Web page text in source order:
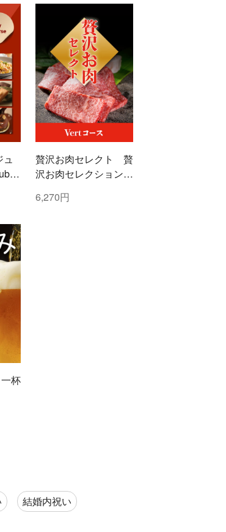
ュ
贅沢お肉セレクト 贅
沢お肉セレクション
6,270円
杯
結婚内祝い